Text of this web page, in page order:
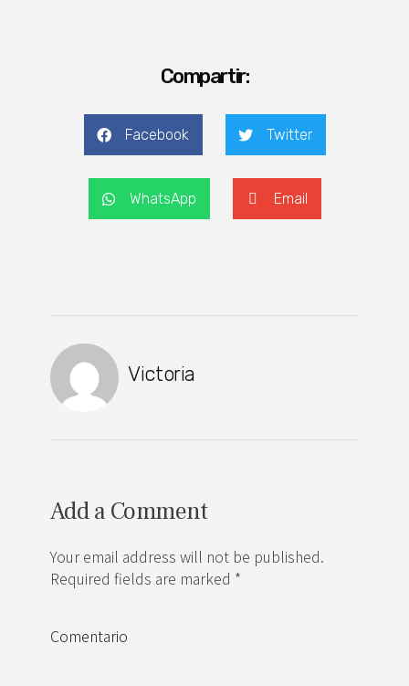
Compartir:
Facebook Twitter
WhatsApp Email
Victoria
Add a Comment
Your email address will not be published.
Required fields are marked *
Comentario